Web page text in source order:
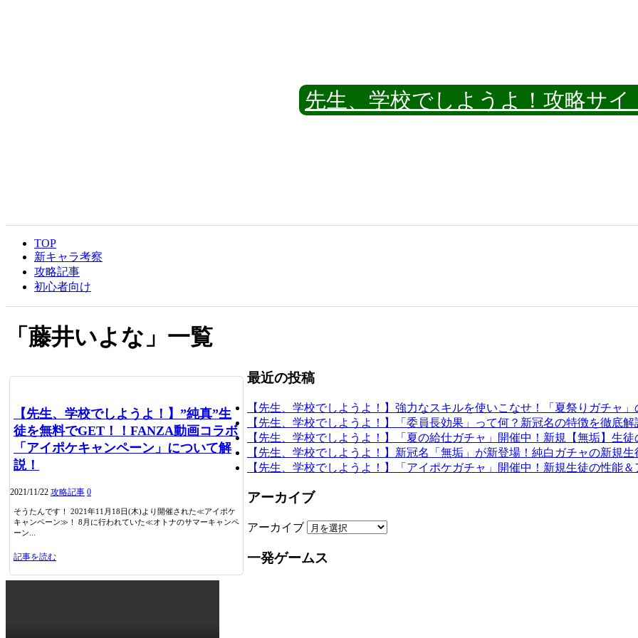
先生、学校でしようよ！攻略サイ
TOP
新キャラ考察
攻略記事
初心者向け
「 藤井いよな 」 一覧
【先生、学校でしようよ！】”純真”生
徒を無料でGET！！FANZA動画コラボ
「アイポケキャンペーン」について解
説！
2021/11/22 攻略記事 0
そうたんです！ 2021年11月18日(木)より開催された≪アイポケ
キャンペーン≫！ 8月に行われていた≪オトナのサマーキャンペ
ーン...
記事を読む
最近の投稿
【先生、学校でしようよ！】強力なスキルを使いこなせ！「夏祭りガチャ
【先生、学校でしようよ！】「委員長効果」って何？新冠名の特徴を徹底解
【先生、学校でしようよ！】「夏の給仕ガチャ」開催中！新規【無垢】生
【先生、学校でしようよ！】新冠名「無垢」が新登場！純白ガチャの新規
【先生、学校でしようよ！】「アイポケガチャ」開催中！新規生徒の性能
アーカイブ
アーカイブ
一発ゲームス